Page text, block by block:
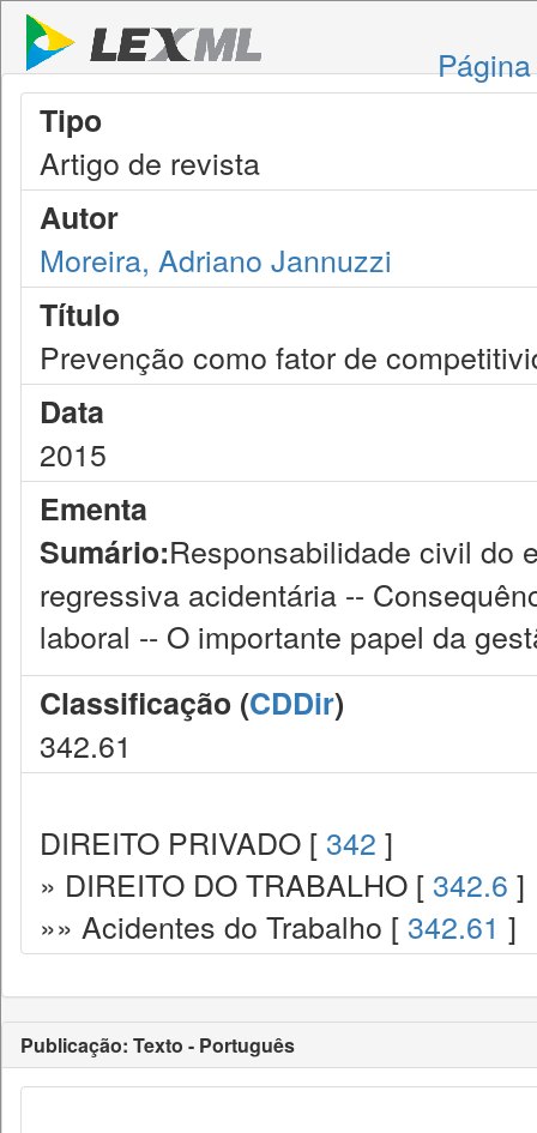
Tipo
Artigo de revista
Autor
Moreira, Adriano Jannuzzi
Título
Prevenção como fator de
Data
2015
Ementa
Sumário:Responsabilidade civil do
regressiva acidentária --
laboral -- O importante papel da
Classificação (CDDir)
342.61
DIREITO PRIVADO [ 342 ]
» DIREITO DO TRABALHO [ 342.6 ]
»» Acidentes do Trabalho [ 342.61 ]
Publicação: Texto - Português